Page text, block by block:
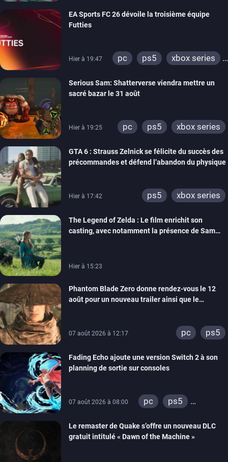
EA Sports FC 26 dévoile la troisième équipe
Futties
Hier à 19:47 pc ps5
xbox series
xbox one
switch 2
Serious Sam: Shatterverse viendra mettre un
sacré bazar le 31 août
Hier à 19:25 pc ps5 xbox series
GTA 6 : Strauss Zelnick se félicite du succès des
précommandes et défend l’abandon du physique
Hier à 17:42 ps5 xbox series
The Legend of Zelda : Le film enrichit son
casting, avec notamment la présence de Sam
Hier à 15:23
Phantom Blade Zero donne rendez-vous le 12
août pour un nouveau trailer ainsi que le
07 août 2026 à 12:17 pc ps5
Fading Echo ajoute une version Switch 2 à son
planning de sortie sur consoles
07 août 2026 à 08:00 pc
ps5
Le remaster de Quake s’offre un nouveau DLC
gratuit intitulé « Dawn of the Machine »